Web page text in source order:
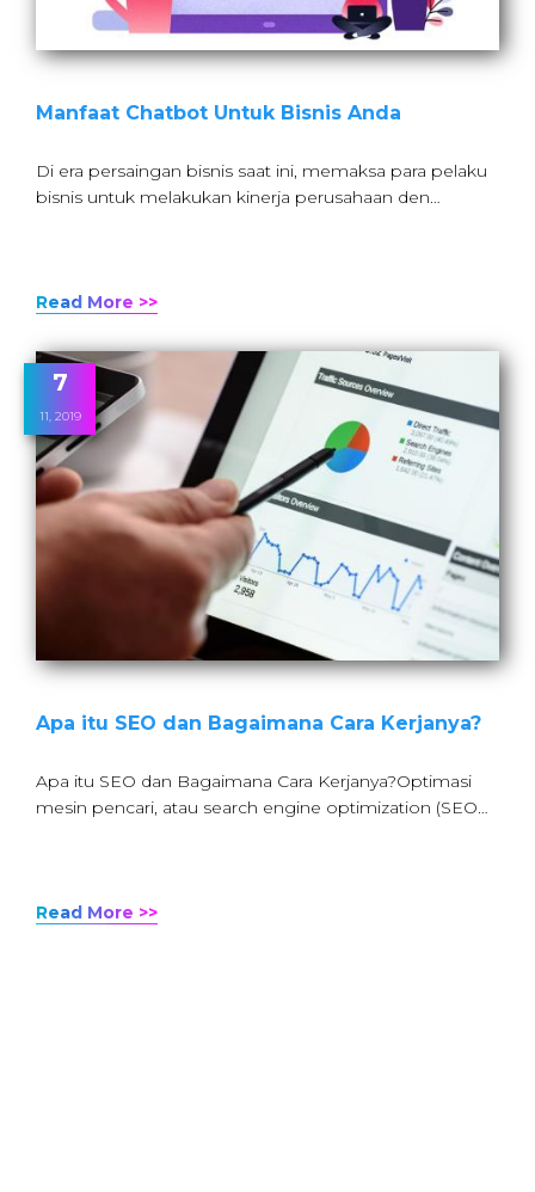
Manfaat Chatbot Untuk Bisnis Anda
Di era persaingan bisnis saat ini, memaksa para pelaku
bisnis untuk melakukan kinerja perusahaan den…
Read More >>
7
11, 2019
Apa itu SEO dan Bagaimana Cara Kerjanya?
Apa itu SEO dan Bagaimana Cara Kerjanya?Optimasi
mesin pencari, atau search engine optimization (SEO…
Read More >>